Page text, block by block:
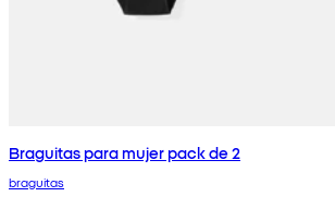
Braguitas para mujer pack de 2
braguitas